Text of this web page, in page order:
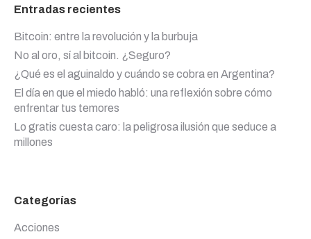
Entradas recientes
Bitcoin: entre la revolución y la burbuja
No al oro, sí al bitcoin. ¿Seguro?
¿Qué es el aguinaldo y cuándo se cobra en Argentina?
El día en que el miedo habló: una reflexión sobre cómo
enfrentar tus temores
Lo gratis cuesta caro: la peligrosa ilusión que seduce a
millones
Categorías
Acciones